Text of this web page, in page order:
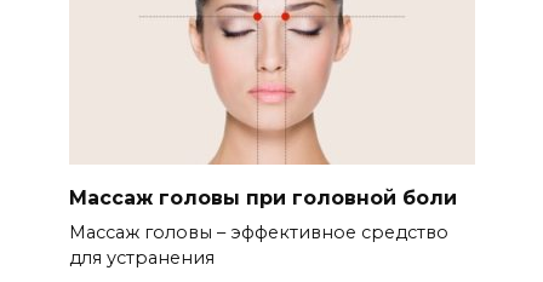
Массаж головы при головной боли
Массаж головы – эффективное средство
для устранения